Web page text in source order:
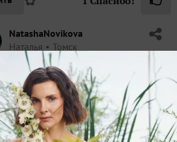
NatashaNovikova
Наталья
Томск
13 июня 2020, 18:25
опять ливень смыл((
пролила, в 21 — 30 час
без лука((